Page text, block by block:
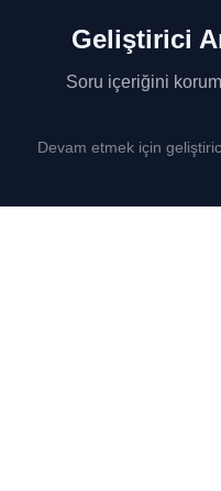
Geliştirici
Soru içeriğini
Devam etmek için